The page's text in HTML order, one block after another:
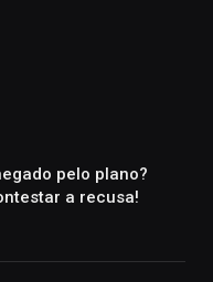
pelo plano?
a recusa!